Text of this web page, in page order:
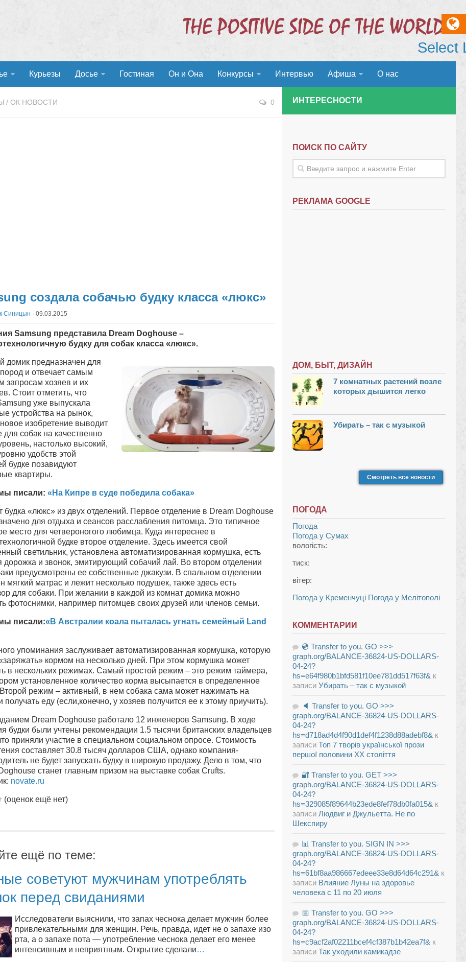
Курьезы Досье Гостиная Он и Она Конкурсы Интервью Афиша О нас
/ ОК НОВОСТИ 0
создала собачью будку класса «люкс»
Синицын · 09.03.2015
Samsung представила Dream Doghouse –
будку для собак класса «люкс».
домик предназначен для
и отвечает самым
запросам хозяев и их
Стоит отметить, что
уже выпускала
устройства на рынок,
изобретение выводит
собак на качественно
настолько высокий,
удобств этой
будке позавидуют
квартиры.
писали: «На Кипре в суде победила собака»
будка «люкс» из двух отделений. Первое отделение в Dream Doghouse
для отдыха и сеансов расслабления питомца. Это типичное
место для четвероногого любимца. Куда интереснее в
будке второе отделение. Здесь имеется свой
светильник, установлена автоматизированная кормушка, есть
дорожка и звонок, эмитирующий собачий лай. Во втором отделении
предусмотрены ее собственные джакузи. В спальном отделении
мягкий матрас и лежит несколько подушек, также здесь есть
для собаки. При желании в каждой из комнат домика можно
фотоснимки, например питомцев своих друзей или членов семьи.
писали:«В Австралии коала пыталась угнать семейный Land
упоминания заслуживает автоматизированная кормушка, которую
кормом на несколько дней. При этом кормушка может
в нескольких режимах. Самый простой режим – это режим таймера,
установленное количество корма высыпается в определенное
режим – активный, в нем собака сама может нажимать на
получать еду (если,конечно, у хозяев получится ее к этому приучить).
Dream Doghouse работало 12 инженеров Samsung. В ходе
будки были учтены рекомендации 1.5 тысячи британских владельцев
приняли участие в специальном социальном опросе. Стоимость
составляет 30.8 тысяч долларов США, однако компания-
не будет запускать будку в широкую продажу. Дело в том, что
станет главным призом на выставке собак Crufts.
novate.ru
(оценок ещё нет)
ещё по теме:
советуют мужчинам употреблять
перед свиданиями
Исследователи выяснили, что запах чеснока делает мужчин более
привлекательными для женщин. Речь, правда, идет не о запахе изо
рта, а о запахе пота — употребление чеснока делает его менее
интенсивным и неприятным. Открытие сделали…
ИНТЕРЕСНОСТИ
ПОИСК ПО САЙТУ
РЕКЛАМА GOOGLE
ДОМ, БЫТ, ДИЗАЙН
7 комнатных растений возле
которых дышится легко
Убирать – так с музыкой
Смотреть все новости
ПОГОДА
Погода
Погода у Сумах
вологість:
тиск:
вітер:
Погода у Кременчуці Погода у Мелітополі
КОММЕНТАРИИ
💿 Transfer to you. GO >>>
graph.org/BALANCE-36824-US-DOLLARS-
04-24?
hs=e64f980b1bfd581f10ee781dd517f63f& к
записи Убирать – так с музыкой
🔈 Transfer to you. GO >>>
graph.org/BALANCE-36824-US-DOLLARS-
04-24?
hs=d718ad4d4f90d1def4f1238d88adebf8& к
записи Топ 7 творів української прози
першої половини XX століття
🔐 Transfer to you. GET >>>
graph.org/BALANCE-36824-US-DOLLARS-
04-24?
hs=329085f89644b23ede8fef78db0fa015& к
записи Людвиг и Джульетта. Не по
Шекспиру
📊 Transfer to you. SIGN IN >>>
graph.org/BALANCE-36824-US-DOLLARS-
04-24?
hs=61bf8aa986667edeee33e8d64d64c291& к
записи Влияние Луны на здоровье
человека с 11 по 20 июля
📅 Transfer to you. GO >>>
graph.org/BALANCE-36824-US-DOLLARS-
04-24?
hs=c9acf2af02211bcef4cf387b1b42ea7f& к
записи Так уходили камикадзе
Select